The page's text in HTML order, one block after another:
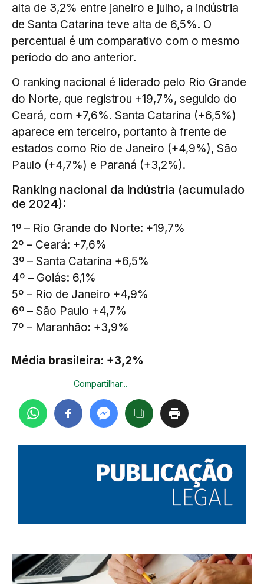
alta de 3,2% entre janeiro e julho, a indústria
de Santa Catarina teve alta de 6,5%. O
percentual é um comparativo com o mesmo
período do ano anterior.
O ranking nacional é liderado pelo Rio Grande
do Norte, que registrou +19,7%, seguido do
Ceará, com +7,6%. Santa Catarina (+6,5%)
aparece em terceiro, portanto à frente de
estados como Rio de Janeiro (+4,9%), São
Paulo (+4,7%) e Paraná (+3,2%).
Ranking nacional da indústria (acumulado
de 2024):
1º – Rio Grande do Norte: +19,7%
2º – Ceará: +7,6%
3º – Santa Catarina +6,5%
4º – Goiás: 6,1%
5º – Rio de Janeiro +4,9%
6º – São Paulo +4,7%
7º – Maranhão: +3,9%
Média brasileira: +3,2%
Compartilhar...